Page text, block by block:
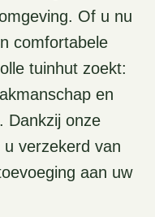
Of u nu
comfortabele
tuinhut zoekt:
en
Dankzij onze
verzekerd van
aan uw